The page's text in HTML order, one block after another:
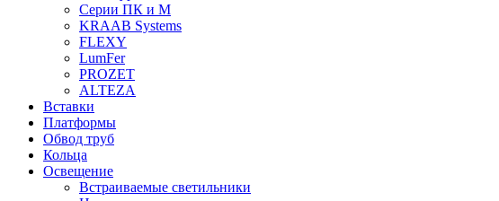
Серии ПК и М
KRAAB Systems
FLEXY
LumFer
PROZET
ALTEZA
Вставки
Платформы
Обвод труб
Кольца
Освещение
Встраиваемые светильники